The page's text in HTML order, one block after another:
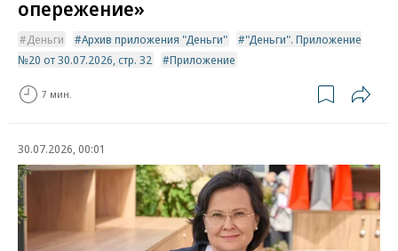
опережение»
Деньги Архив приложения "Деньги"
"Деньги". Приложение
№20 от 30.07.2026, стр. 32
Приложение
7 мин.
30.07.2026, 00:01